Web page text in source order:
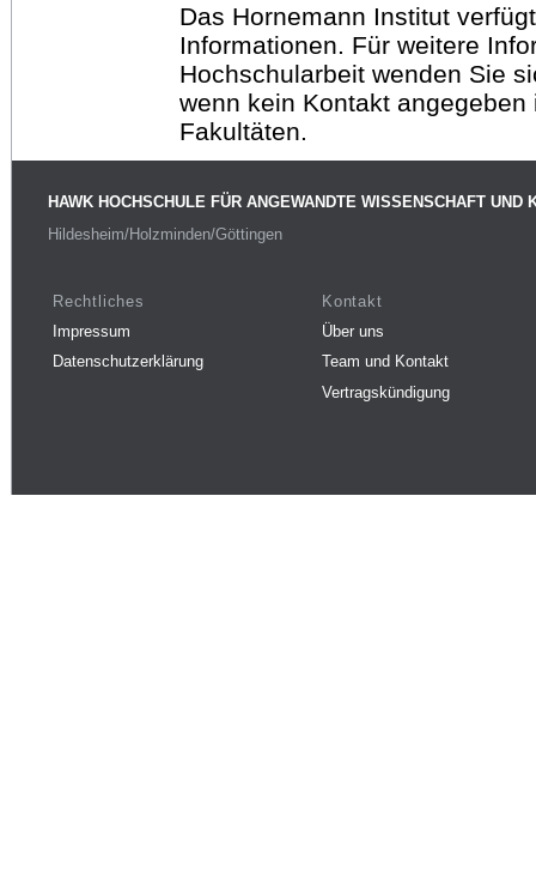
Das Hornemann Institut
Informationen. Für weitere
Hochschularbeit wenden Sie
wenn kein Kontakt
Fakultäten.
HAWK HOCHSCHULE FÜR ANGEWANDTE WISSENSCHAFT UND
Hildesheim/Holzminden/Göttingen
Rechtliches
Impressum
Datenschutzerklärung
Kontakt
Über uns
Team und Kontakt
Vertragskündigung